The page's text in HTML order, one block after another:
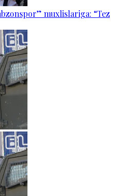
muxlislariga: “Tez